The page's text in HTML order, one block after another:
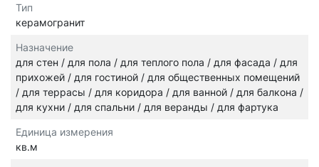
Тип
керамогранит
Назначение
для стен / для пола / для теплого пола / для фасада / для
прихожей / для гостиной / для общественных помещений
/ для террасы / для коридора / для ванной / для балкона /
для кухни / для спальни / для веранды / для фартука
Единица измерения
кв.м